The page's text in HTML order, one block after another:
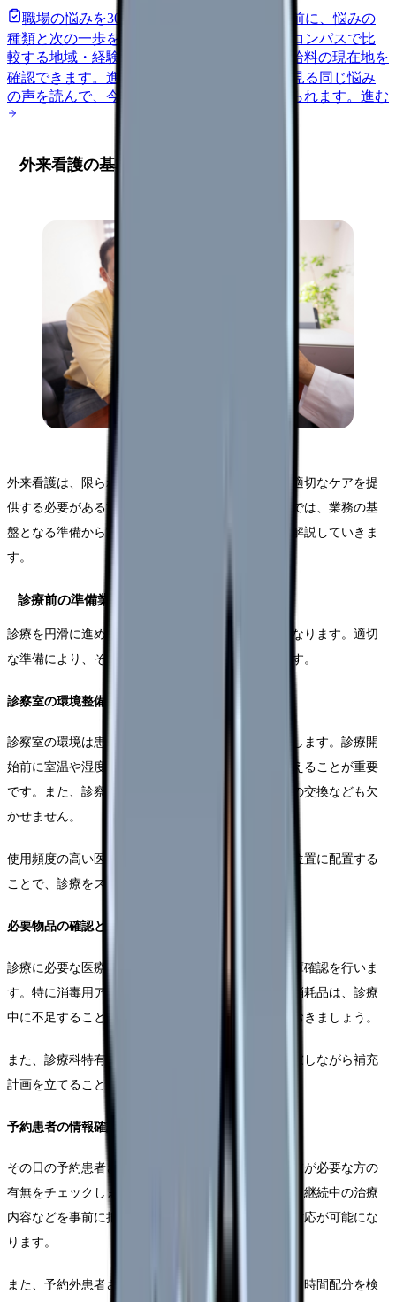
職場の悩みを30秒で診断
辞めるべきか迷う前に、悩みの
種類と次の一歩を整理します。
給料コンパスで比
較する地域・経験年数・施設形態から、今の給料の現在地を
確認できます。 進む 匿名掲示板で本音を見る 同じ悩み
の声を読んで、今の職場だけの問題か確かめられます。 進む
外来看護の基本業務と実践ポイント
外来看護は、限られた時間の中で多くの患者さんに適切なケアを提
供する必要がある重要な役割です。このセクションでは、業務の基
盤となる準備から実践的な対応方法まで、体系的に解説していきま
す。
診療前の準備業務
診療を円滑に進めるための準備は、外来看護の要となります。適切
な準備により、その後の業務効率が大きく向上します。
診察室の環境整備
診察室の環境は患者さんの快適性と医療安全に直結します。診療開
始前に室温や湿度を適切に管理し、清潔な環境を整えることが重要
です。また、診察台やベッド周りの清掃、リネン類の交換なども欠
かせません。
使用頻度の高い医療機器や備品は、手の届きやすい位置に配置する
ことで、診療をスムーズに進めることができます。
必要物品の確認と補充
診療に必要な医療材料や文具類は、前日のうちに在庫確認を行いま
す。特に消毒用アルコール、ガーゼ、絆創膏などの消耗品は、診療
中に不足することがないよう、適切な量を準備しておきましょう。
また、診療科特有の物品についても、使用頻度を考慮しながら補充
計画を立てることが大切です。
予約患者の情報確認
その日の予約患者さんのリストを確認し、特別な配慮が必要な方の
有無をチェックします。前回の診療内容や検査結果、継続中の治療
内容などを事前に把握しておくことで、スムーズな対応が可能にな
ります。
また、予約外患者さんの受け入れ余力も考慮に入れた時間配分を検